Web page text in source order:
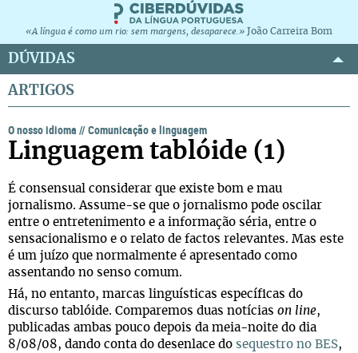
«A língua é como um rio: sem margens, desaparece.» João Carreira Bom
DÚVIDAS
ARTIGOS
O nosso idioma //Comunicação e linguagem
Linguagem tablóide (1)
É consensual considerar que existe bom e mau
jornalismo. Assume-se que o jornalismo pode oscilar
entre o entretenimento e a informação séria, entre o
sensacionalismo e o relato de factos relevantes. Mas este
é um juízo que normalmente é apresentado como
assentando no senso comum.
Há, no entanto, marcas linguísticas específicas do
discurso tablóide. Comparemos duas notícias on line,
publicadas ambas pouco depois da meia-noite do dia
8/08/08, dando conta do desenlace do sequestro no BES,